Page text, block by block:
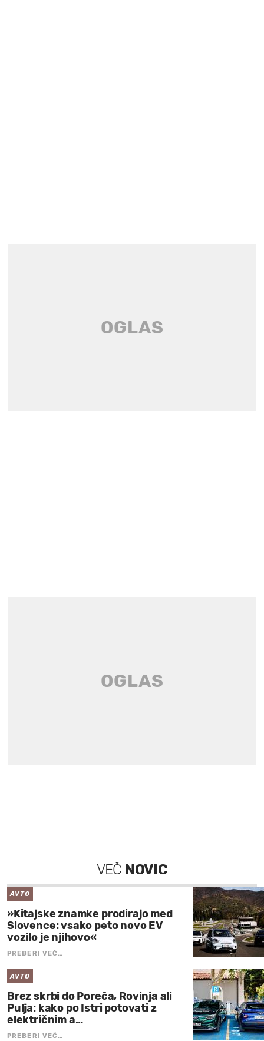
VEČ NOVIC
AVTO
»Kitajske znamke prodirajo med
Slovence: vsako peto novo EV
vozilo je njihovo«
PREBERI VEČ…
AVTO
Brez skrbi do Poreča, Rovinja ali
Pulja: kako po Istri potovati z
električnim a…
PREBERI VEČ…